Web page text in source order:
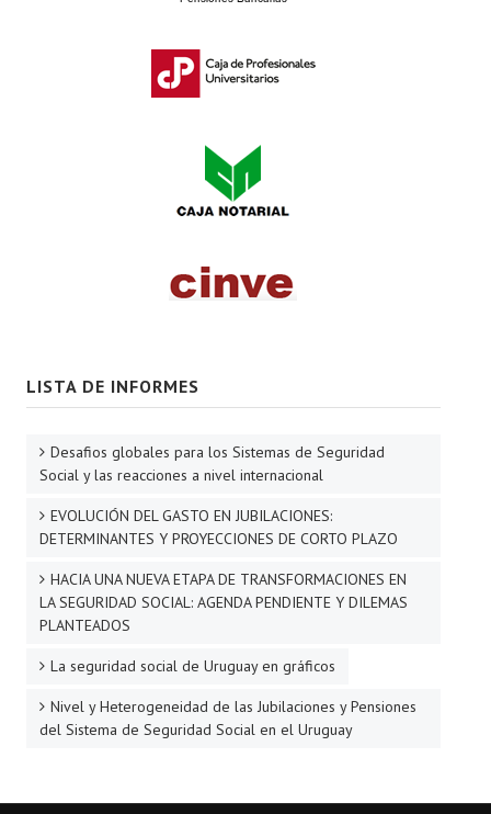
LISTA DE INFORMES
Desafios globales para los Sistemas de Seguridad
Social y las reacciones a nivel internacional
EVOLUCIÓN DEL GASTO EN JUBILACIONES:
DETERMINANTES Y PROYECCIONES DE CORTO PLAZO
HACIA UNA NUEVA ETAPA DE TRANSFORMACIONES EN
LA SEGURIDAD SOCIAL: AGENDA PENDIENTE Y DILEMAS
PLANTEADOS
La seguridad social de Uruguay en gráficos
Nivel y Heterogeneidad de las Jubilaciones y Pensiones
del Sistema de Seguridad Social en el Uruguay